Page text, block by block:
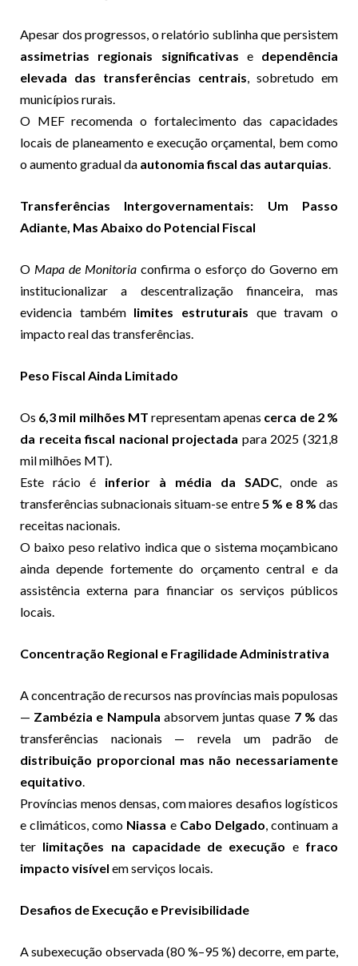
Apesar dos progressos, o relatório sublinha que persistem
assimetrias regionais significativas e dependência
elevada das transferências centrais , sobretudo em
municípios rurais.
O MEF recomenda o fortalecimento das capacidades
locais de planeamento e execução orçamental, bem como
o aumento gradual da autonomia fiscal das autarquias
Transferências Intergovernamentais: Um Passo
Adiante, Mas Abaixo do Potencial Fiscal
O Mapa de Monitoria confirma o esforço do Governo em
institucionalizar a descentralização financeira, mas
evidencia também limites estruturais que travam o
impacto real das transferências.
Peso Fiscal Ainda Limitado
Os 6,3 mil milhões MT representam apenas cerca de 2 %
da receita fiscal nacional projectada para 2025 (321,8
mil milhões MT).
Este rácio é inferior à média da SADC , onde as
transferências subnacionais situam-se entre 5 % e 8 % das
receitas nacionais.
O baixo peso relativo indica que o sistema moçambicano
ainda depende fortemente do orçamento central e da
assistência externa para financiar os serviços públicos
locais.
Concentração Regional e Fragilidade Administrativa
A concentração de recursos nas províncias mais populosas
— Zambézia e Nampula absorvem juntas quase 7 % das
transferências nacionais — revela um padrão de
distribuição proporcional mas não necessariamente
equitativo
Províncias menos densas, com maiores desafios logísticos
e climáticos, como Niassa e Cabo Delgado , continuam a
ter limitações na capacidade de execução e fraco
impacto visível em serviços locais.
Desafios de Execução e Previsibilidade
A subexecução observada (80 %–95 %) decorre, em parte,